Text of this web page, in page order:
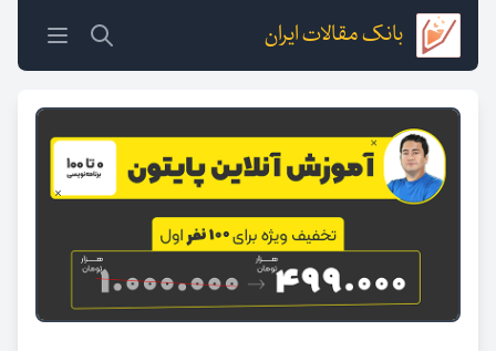
بانک مقالات ایران